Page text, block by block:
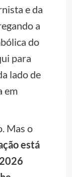
e da
a
do
para
lado de
em
Mas o
está